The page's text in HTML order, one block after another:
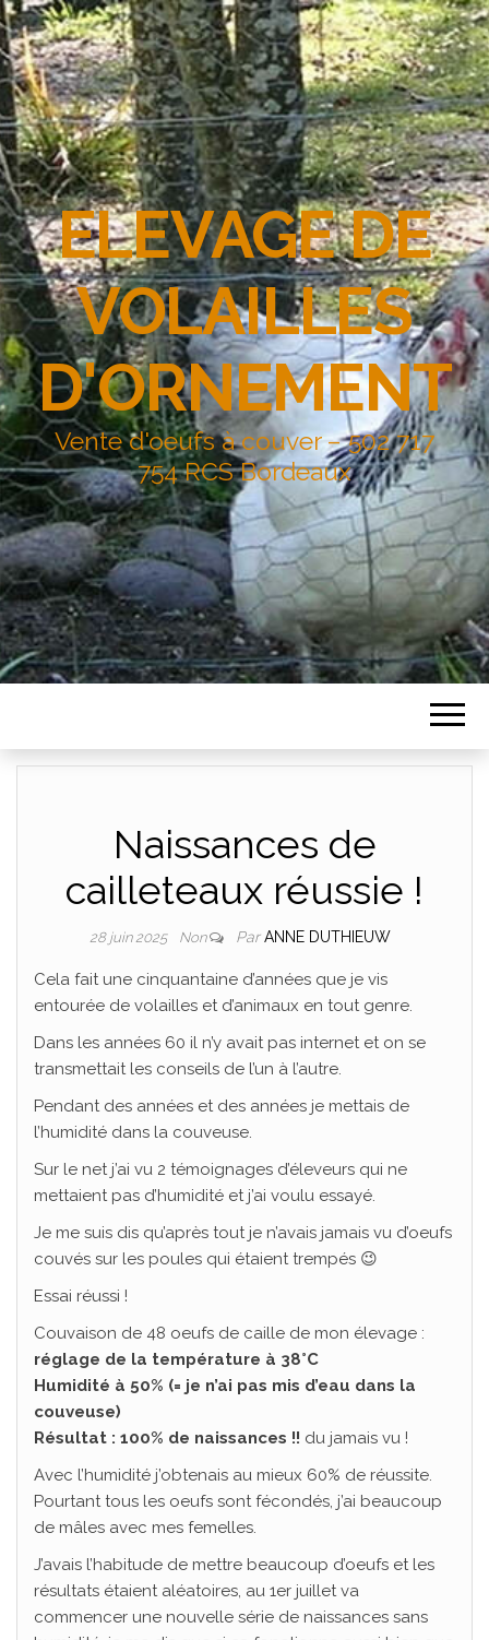
ELEVAGE DE
VOLAILLES
D'ORNEMENT
Vente d'oeufs à couver – 502 717
754 RCS Bordeaux
Naissances de
cailleteaux réussie !
28 juin 2025 Non ParANNE DUTHIEUW
Cela fait une cinquantaine d’années que je vis
entourée de volailles et d’animaux en tout genre.
Dans les années 60 il n’y avait pas internet et on se
transmettait les conseils de l’un à l’autre.
Pendant des années et des années je mettais de
l’humidité dans la couveuse.
Sur le net j’ai vu 2 témoignages d’éleveurs qui ne
mettaient pas d’humidité et j’ai voulu essayé.
Je me suis dis qu’après tout je n’avais jamais vu d’oeufs
couvés sur les poules qui étaient trempés 😉
Essai réussi !
Couvaison de 48 oeufs de caille de mon élevage :
réglage de la température à 38°C
Humidité à 50% (= je n’ai pas mis d’eau dans la
couveuse)
Résultat : 100% de naissances !! du jamais vu !
Avec l’humidité j’obtenais au mieux 60% de réussite.
Pourtant tous les oeufs sont fécondés, j’ai beaucoup
de mâles avec mes femelles.
J’avais l’habitude de mettre beaucoup d’oeufs et les
résultats étaient aléatoires, au 1er juillet va
commencer une nouvelle série de naissances sans